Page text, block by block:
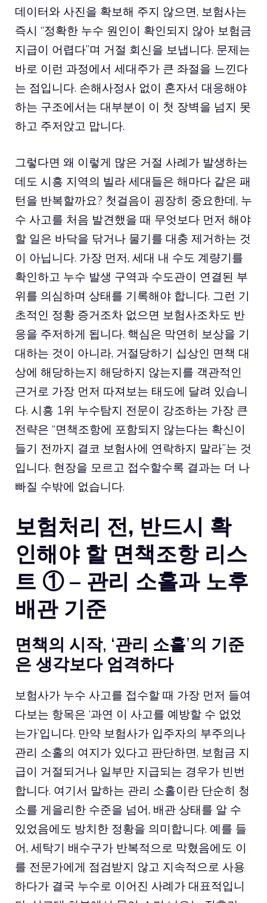
데이터와 사진을 확보해 주지 않으면, 보험사는
즉시 “정확한 누수 원인이 확인되지 않아 보험금
지급이 어렵다”며 거절 회신을 보냅니다. 문제는
바로 이런 과정에서 세대주가 큰 좌절을 느낀다
는 점입니다. 손해사정사 없이 혼자서 대응해야
하는 구조에서는 대부분이 이 첫 장벽을 넘지 못
하고 주저앉고 맙니다.
그렇다면 왜 이렇게 많은 거절 사례가 발생하는
데도 시흥 지역의 빌라 세대들은 해마다 같은 패
턴을 반복할까요? 첫걸음이 굉장히 중요한데, 누
수 사고를 처음 발견했을 때 무엇보다 먼저 해야
할 일은 바닥을 닦거나 물기를 대충 제거하는 것
이 아닙니다. 가장 먼저, 세대 내 수도 계량기를
확인하고 누수 발생 구역과 수도관이 연결된 부
위를 의심하며 상태를 기록해야 합니다. 그런 기
초적인 정황 증거조차 없으면 보험사조차도 반
응을 주저하게 됩니다. 핵심은 막연히 보상을 기
대하는 것이 아니라, 거절당하기 십상인 면책 대
상에 해당하는지 해당하지 않는지를 객관적인
근거로 가장 먼저 따져보는 태도에 달려 있습니
다. 시흥 1위 누수탐지 전문이 강조하는 가장 큰
전략은 “면책조항에 포함되지 않는다는 확신이
들기 전까지 결코 보험사에 연락하지 말라”는 것
입니다. 현장을 모르고 접수할수록 결과는 더 나
빠질 수밖에 없습니다.
보험처리 전, 반드시 확
인해야 할 면책조항 리스
트 ① – 관리 소홀과 노후
배관 기준
면책의 시작, ‘관리 소홀’의 기준
은 생각보다 엄격하다
보험사가 누수 사고를 접수할 때 가장 먼저 들여
다보는 항목은 ‘과연 이 사고를 예방할 수 없었
는가’입니다. 만약 보험사가 입주자의 부주의나
관리 소홀의 여지가 있다고 판단하면, 보험금 지
급이 거절되거나 일부만 지급되는 경우가 빈번
합니다. 여기서 말하는 관리 소홀이란 단순히 청
소를 게을리한 수준을 넘어, 배관 상태를 알 수
있었음에도 방치한 정황을 의미합니다. 예를 들
어, 세탁기 배수구가 반복적으로 막혔음에도 이
를 전문가에게 점검받지 않고 지속적으로 사용
하다가 결국 누수로 이어진 사례가 대표적입니